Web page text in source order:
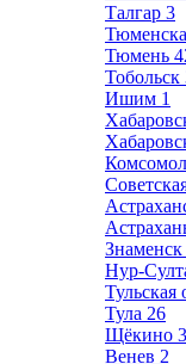
Талгар 3
Тюмень
Тобольск
Ишим 1
Знаменск
Нур-
Тульская
Тула 26
Щёкино 3
Венев 2